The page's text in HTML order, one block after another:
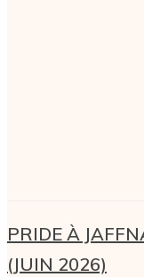
PRIDE À
(JUIN 2026)